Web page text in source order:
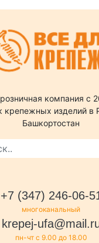
компания c
крепежных изделий в
Башкортостан
+7 (347) 246-06-
многоканальный
krepej-
пн-чт с 9.00 до 18.00